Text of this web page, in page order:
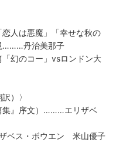
人は悪魔」「幸せな秋の
………丹治美那子
幻のコー」vsロンドン大
）〉
集』序文）………エリザベ
ベス・ボウエン 米山優子